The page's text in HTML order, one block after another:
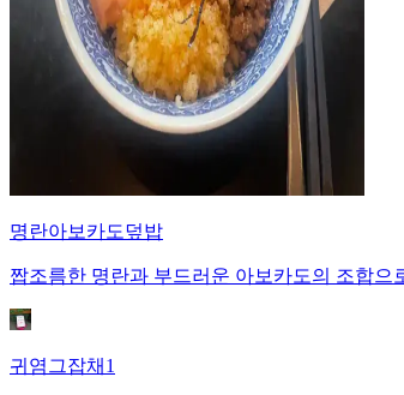
명란아보카도덮밥
짭조름한 명란과 부드러운 아보카도의 조합
귀염그잡채1